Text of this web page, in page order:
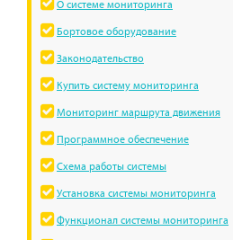
О системе мониторинга
Бортовое оборудование
Законодательство
Купить систему мониторинга
Мониторинг маршрута движения
Программное обеспечение
Схема работы системы
Установка системы мониторинга
Функционал системы мониторинга